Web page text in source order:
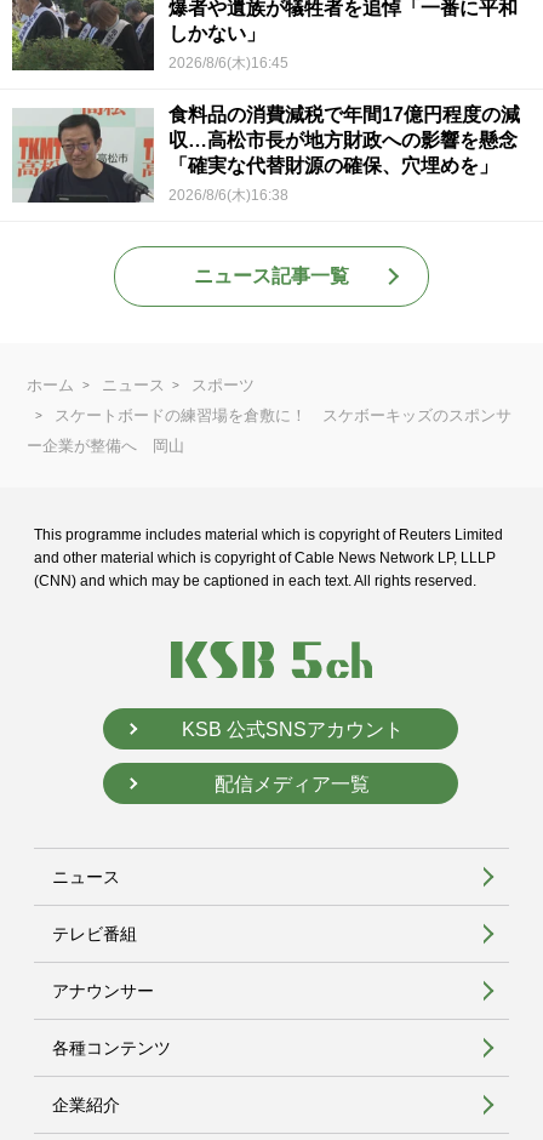
爆者や遺族が犠牲者を追悼「一番に平和
しかない」
2026/8/6(木)16:45
食料品の消費減税で年間17億円程度の減
収…高松市長が地方財政への影響を懸念
「確実な代替財源の確保、穴埋めを」
2026/8/6(木)16:38
ニュース記事一覧
ホーム ニュース
スポーツ
スケートボードの練習場を倉敷に！ スケボーキッズのスポンサ
ー企業が整備へ 岡山
This programme includes material which is copyright of Reuters Limited
and other material which is copyright of Cable News Network LP, LLLP
(CNN) and which may be captioned in each text. All rights reserved.
KSB 公式SNSアカウント
配信メディア一覧
ニュース
テレビ番組
アナウンサー
各種コンテンツ
企業紹介